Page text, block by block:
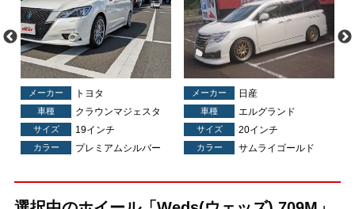
メーカー トヨタ
車種 クラウンマジェスタ
サイズ 19インチ
カラー プレミアムシルバー
メーカー 日産
車種 エルグランド
サイズ 20インチ
カラー サムライゴールド